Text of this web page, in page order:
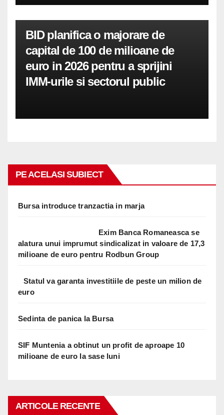
BID planifica o majorare de
capital de 100 de milioane de
euro in 2026 pentru a sprijini
IMM-urile si sectorul public
PE ACELASI SUBIECT
Bursa introduce tranzactia in marja
Exim Banca Romaneasca se
alatura unui imprumut sindicalizat in valoare de 17,3
milioane de euro pentru Rodbun Group
Statul va garanta investitiile de peste un milion de
euro
Sedinta de panica la Bursa
SIF Muntenia a obtinut un profit de aproape 10
milioane de euro la sase luni
ARTICOLE RECENTE